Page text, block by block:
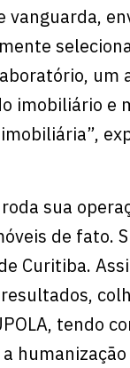
vanguarda,
um
imobiliário e
sua
de fato.
Curitiba.
tendo